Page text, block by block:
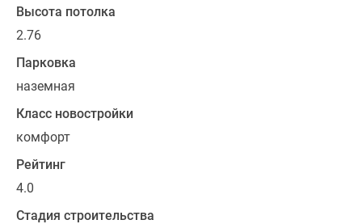
78.28
кв.
Готовое
жилье
передается
собственность
без
чистовой
Высота потолка
2.76
Парковка
наземная
Класс новостройки
комфорт
Рейтинг
4.0
Стадия строительства